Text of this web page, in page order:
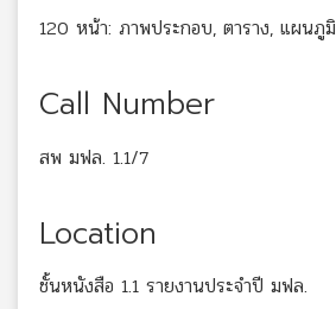
120 หน้า: ภาพประกอบ, ตาราง, แผนภูมิ
Call Number
สพ มฟล. 1.1/7
Location
ชั้นหนังสือ 1.1 รายงานประจำปี มฟล.